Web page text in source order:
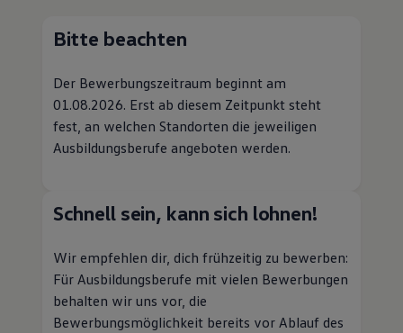
Bitte beachten
Der Bewerbungszeitraum beginnt am
01.08.2026. Erst ab diesem Zeitpunkt steht
fest, an welchen Standorten die jeweiligen
Ausbildungsberufe angeboten werden.
Schnell sein, kann sich lohnen!
Wir empfehlen dir, dich frühzeitig zu bewerben:
Für Ausbildungsberufe mit vielen Bewerbungen
behalten wir uns vor, die
Bewerbungsmöglichkeit bereits vor Ablauf des